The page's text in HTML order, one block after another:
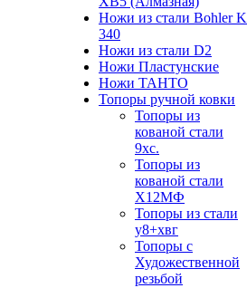
Ножи из стали Bohler K
340
Ножи из стали D2
Ножи Пластунские
Ножи ТАНТО
Топоры ручной ковки
Топоры из
кованой стали
9хс.
Топоры из
кованой стали
Х12МФ
Топоры из стали
у8+хвг
Топоры с
Художественной
резьбой